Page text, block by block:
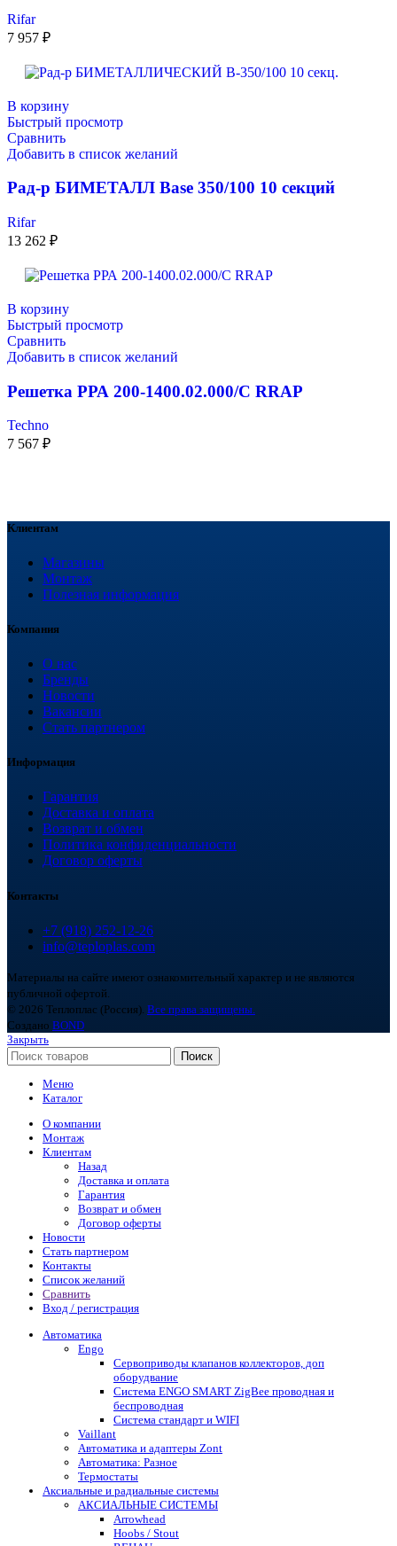
Rifar
7 957 ₽
В корзину
Быстрый просмотр
Сравнить
Добавить в список желаний
Рад-р БИМЕТАЛЛ Base 350/100 10 секций
Rifar
13 262 ₽
В корзину
Быстрый просмотр
Сравнить
Добавить в список желаний
Решетка РРА 200-1400.02.000/С RRAP
Techno
7 567 ₽
Клиентам
Магазины
Монтаж
Полезная информация
Компания
О нас
Бренды
Новости
Вакансии
Стать партнером
Информация
Гарантия
Доставка и оплата
Возврат и обмен
Политика конфиденциальности
Договор оферты
Контакты
+7 (918) 252-12-26
info@teploplas.com
Материалы на сайте имеют ознакомительный характер и не являются
публичной офертой.
© 2026 Теплоплас (Россия). Все права защищены.
Создано BOND
Закрыть
Поиск
Меню
Каталог
О компании
Монтаж
Клиентам
Назад
Доставка и оплата
Гарантия
Возврат и обмен
Договор оферты
Новости
Стать партнером
Контакты
Список желаний
Сравнить
Вход / регистрация
Автоматика
Engo
Сервоприводы клапанов коллекторов, доп
оборудвание
Система ENGO SMART ZigBee проводная и
беспроводная
Система стандарт и WIFI
Vaillant
Автоматика и адаптеры Zont
Автоматика: Разное
Термостаты
Аксиальные и радиальные системы
АКСИАЛЬНЫЕ СИСТЕМЫ
Arrowhead
Hoobs / Stout